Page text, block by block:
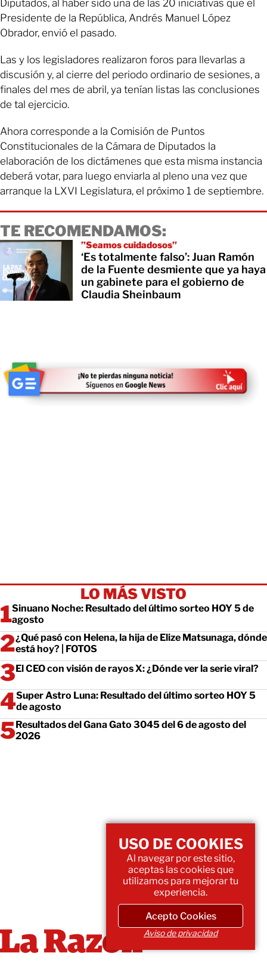
Diputados, al haber sido una de las 20 iniciativas que el
Presidente de la República, Andrés Manuel López
Obrador, envió el pasado.
Las y los legisladores realizaron foros para llevarlas a
discusión y, al cierre del periodo ordinario de sesiones, a
finales del mes de abril, ya tenían listas las conclusiones
de tal ejercicio.
Ahora corresponde a la Comisión de Puntos
Constitucionales de la Cámara de Diputados la
elaboración de los dictámenes que esta misma instancia
deberá votar, para luego enviarla al pleno una vez que
arranque la LXVI Legislatura, el próximo 1 de septiembre.
TE RECOMENDAMOS:
’’Seamos cuidadosos’’
‘Es totalmente falso’: Juan Ramón
de la Fuente desmiente que ya haya
un gabinete para el gobierno de
Claudia Sheinbaum
LO MÁS VISTO
Sinuano Noche: Resultado del último sorteo HOY 5 de
agosto
¿Qué pasó con Helena, la hija de Elize Matsunaga, dónde
está hoy? | FOTOS
El CEO con visión de rayos X: ¿Dónde ver la serie viral?
Super Astro Luna: Resultado del último sorteo HOY 5
de agosto
Resultados del Gana Gato 3045 del 6 de agosto del
2026
USO DE COOKIES
Al navegar por este sitio,
aceptas las cookies que
utilizamos para mejorar tu
experiencia.
Acepto Cookies
Aviso de privacidad